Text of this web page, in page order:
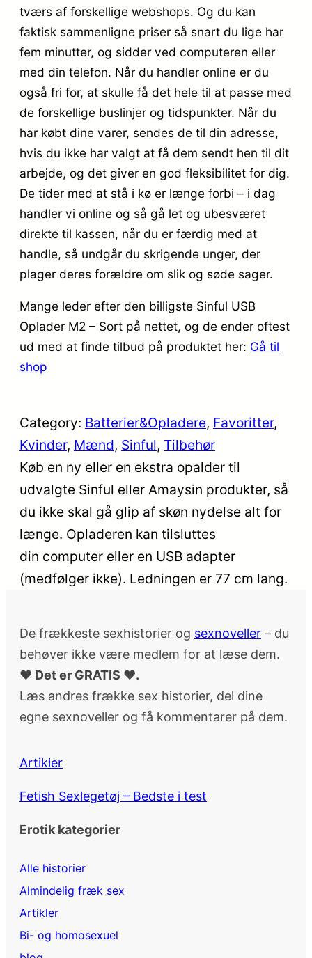
tværs af forskellige webshops. Og du kan
faktisk sammenligne priser så snart du lige har
fem minutter, og sidder ved computeren eller
med din telefon. Når du handler online er du
også fri for, at skulle få det hele til at passe med
de forskellige buslinjer og tidspunkter. Når du
har købt dine varer, sendes de til din adresse,
hvis du ikke har valgt at få dem sendt hen til dit
arbejde, og det giver en god fleksibilitet for dig.
De tider med at stå i kø er længe forbi – i dag
handler vi online og så gå let og ubesværet
direkte til kassen, når du er færdig med at
handle, så undgår du skrigende unger, der
plager deres forældre om slik og søde sager.
Mange leder efter den billigste Sinful USB
Oplader M2 – Sort på nettet, og de ender oftest
ud med at finde tilbud på produktet her: Gå til
shop
Category: Batterier&Opladere, Favoritter
Kvinder, Mænd, Sinful, Tilbehør
Køb en ny eller en ekstra opalder til
udvalgte Sinful eller Amaysin produkter, så
du ikke skal gå glip af skøn nydelse alt for
længe. Opladeren kan tilsluttes
din computer eller en USB adapter
(medfølger ikke). Ledningen er 77 cm lang.
De frækkeste sexhistorier og sexnoveller – du
behøver ikke være medlem for at læse dem.
♥ Det er GRATIS ♥.
Læs andres frække sex historier, del dine
egne sexnoveller og få kommentarer på dem.
Artikler
Fetish Sexlegetøj – Bedste i test
Erotik kategorier
Alle historier
Almindelig fræk sex
Artikler
Bi- og homosexuel